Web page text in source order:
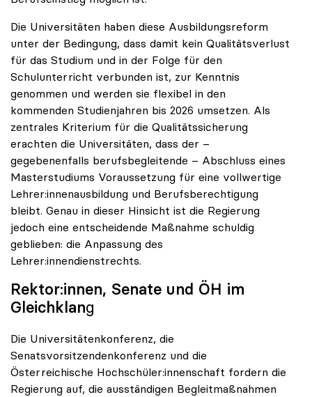
Die Universitäten haben diese Ausbildungsreform
unter der Bedingung, dass damit kein Qualitätsverlust
für das Studium und in der Folge für den
Schulunterricht verbunden ist, zur Kenntnis
genommen und werden sie flexibel in den
kommenden Studienjahren bis 2026 umsetzen. Als
zentrales Kriterium für die Qualitätssicherung
erachten die Universitäten, dass der –
gegebenenfalls berufsbegleitende – Abschluss eines
Masterstudiums Voraussetzung für eine vollwertige
Lehrer:innenausbildung und Berufsberechtigung
bleibt. Genau in dieser Hinsicht ist die Regierung
jedoch eine entscheidende Maßnahme schuldig
geblieben: die Anpassung des
Lehrer:innendienstrechts.
Rektor:innen, Senate und ÖH im
Gleichklang
Die Universitätenkonferenz, die
Senatsvorsitzendenkonferenz und die
Österreichische Hochschüler:innenschaft fordern die
Regierung auf, die ausständigen Begleitmaßnahmen